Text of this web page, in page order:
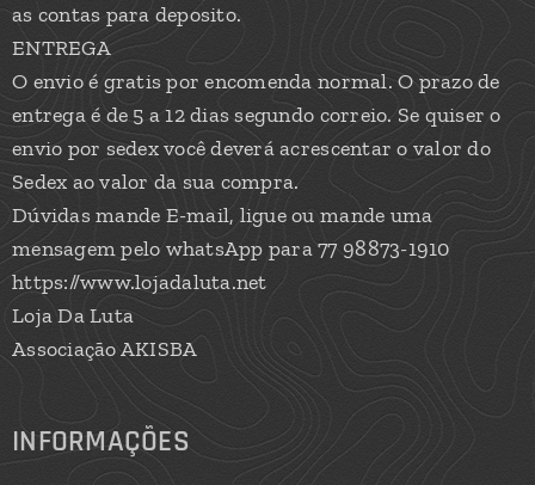
as contas para deposito.
ENTREGA
O envio é gratis por encomenda normal. O prazo de
entrega é de 5 a 12 dias segundo correio. Se quiser o
envio por sedex você deverá acrescentar o valor do
Sedex ao valor da sua compra.
Dúvidas mande E-mail, ligue ou mande uma
mensagem pelo whatsApp para 77 98873-1910
https://www.lojadaluta.net
Loja Da Luta
Associação AKISBA
INFORMAÇÕES